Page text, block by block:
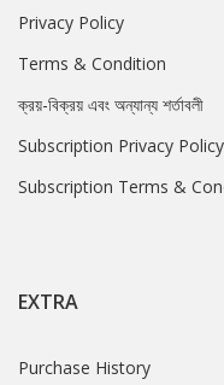
Privacy Policy
Terms & Condition
ক্রয়-বিক্রয় এবং অন্যান্য শর্তাবলী
Subscription Privacy Policy
Subscription Terms &
EXTRA
Purchase History